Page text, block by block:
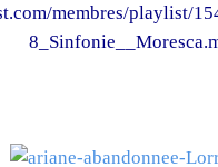
membres/playlist/